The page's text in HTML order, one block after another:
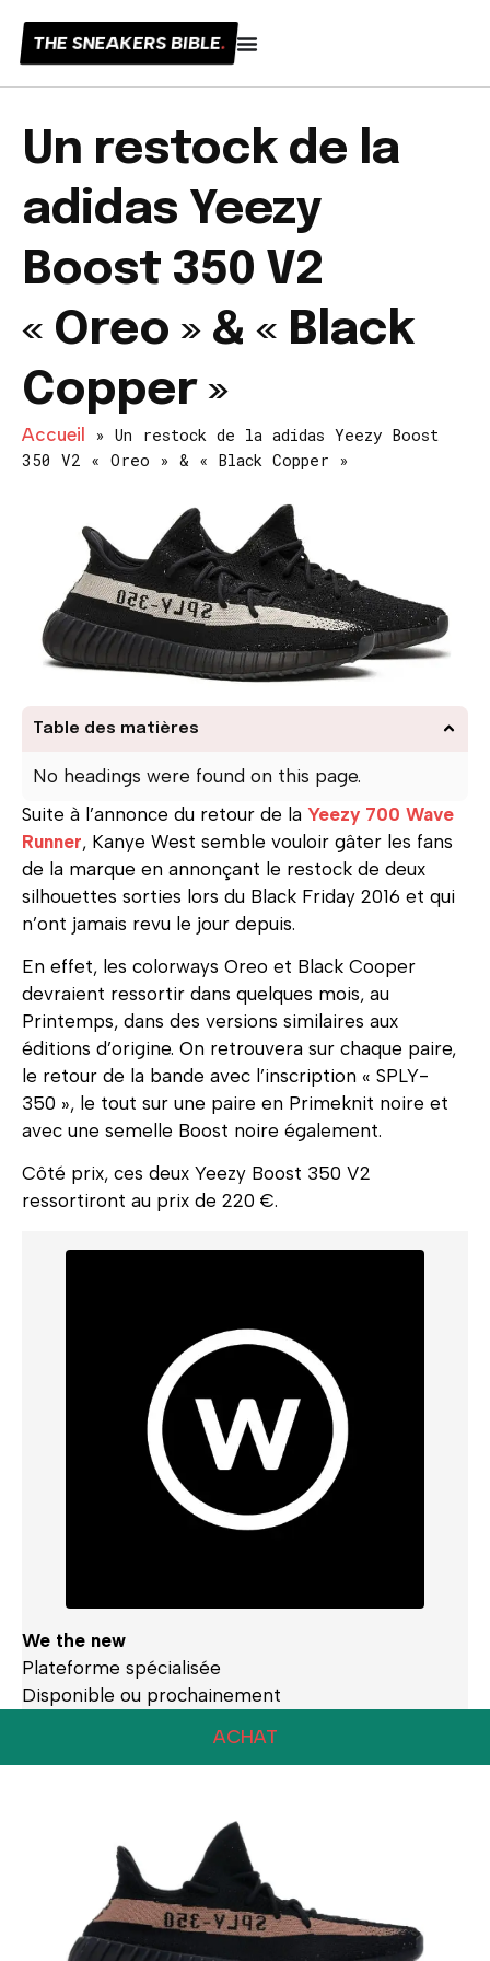
THE SNEAKERS BIBLE.
Un restock de la
adidas Yeezy
Boost 350 V2
« Oreo » & « Black
Copper »
Accueil » Un restock de la adidas Yeezy Boost
350 V2 « Oreo » & « Black Copper »
Table des matières
No headings were found on this page.
Suite à l’annonce du retour de la Yeezy 700 Wave
Runner, Kanye West semble vouloir gâter les fans
de la marque en annonçant le restock de deux
silhouettes sorties lors du Black Friday 2016 et qui
n’ont jamais revu le jour depuis.
En effet, les colorways Oreo et Black Cooper
devraient ressortir dans quelques mois, au
Printemps, dans des versions similaires aux
éditions d’origine. On retrouvera sur chaque paire,
le retour de la bande avec l’inscription « SPLY-
350 », le tout sur une paire en Primeknit noire et
avec une semelle Boost noire également.
Côté prix, ces deux Yeezy Boost 350 V2
ressortiront au prix de 220 €.
We the new
Plateforme spécialisée
Disponible ou prochainement
ACHAT